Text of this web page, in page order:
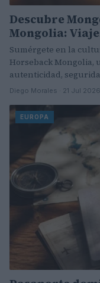
Descubre
Mongolia:
Sumérgete en la
Horseback Mongolia,
autenticidad,
Diego Morales · 21 Jul 2026
EUROPA